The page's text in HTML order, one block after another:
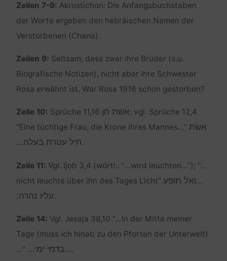
Zeilen 7-9: Akrostichon: Die Anfangsbuchstaben
der Worte ergeben den hebräischen Namen der
Verstorbenen (Chana).
Zeilen 9: Seltsam, dass zwar ihre Brüder (s.u.
Biografische Notizen), nicht aber ihre Schwester
Rosa erwähnt ist. War Rosa 1916 schon gestorben?
Zeile 10: Sprüche 11,16 אשת חן; vgl. Sprüche 12,4
“Eine tüchtige Frau, die Krone ihres Mannes…” אשת
חיל עטרת בעלה….
Zeile 11: Vgl. Ijob 3,4 (wörtl.: “…wird leuchten…”); “…
nicht leuchte über ihn des Tages Licht” …ואל תופע
עליו נהרה:.
Zeile 14: Vgl. Jesaja 38,10 “…In der Mitte meiner
Tage (muss ich hinab zu den Pforten der Unterwelt)
…” …בדמי ימי….